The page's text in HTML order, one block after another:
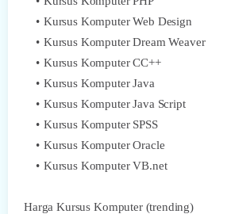
Kursus Komputer Web Design
Kursus Komputer Dream Weaver
Kursus Komputer CC++
Kursus Komputer Java
Kursus Komputer Java Script
Kursus Komputer SPSS
Kursus Komputer Oracle
Kursus Komputer VB.net
Harga Kursus Komputer (trending)